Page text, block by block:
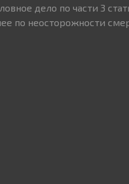
дело по части 3
по неосторожности